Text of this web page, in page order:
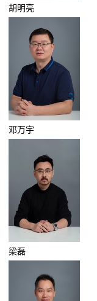
胡明亮
邓万宇
梁磊